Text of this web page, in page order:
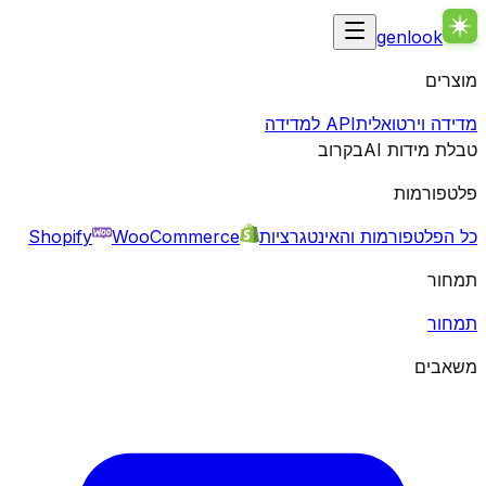
genlook
מוצרים
מדידה וירטואליתAPI למדידה
טבלת מידות AI
בקרוב
פלטפורמות
כל הפלטפורמות והאינטגרציות
Shopify
WooCommerce
תמחור
תמחור
משאבים